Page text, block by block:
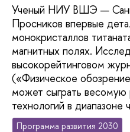
Ученый НИУ ВШЭ —
Просников впервые
монокристаллов
магнитных полях.
высокорейтинговом
(«Физическое
может сыграть весомую
технологий в диапазоне
Программа развития 2030